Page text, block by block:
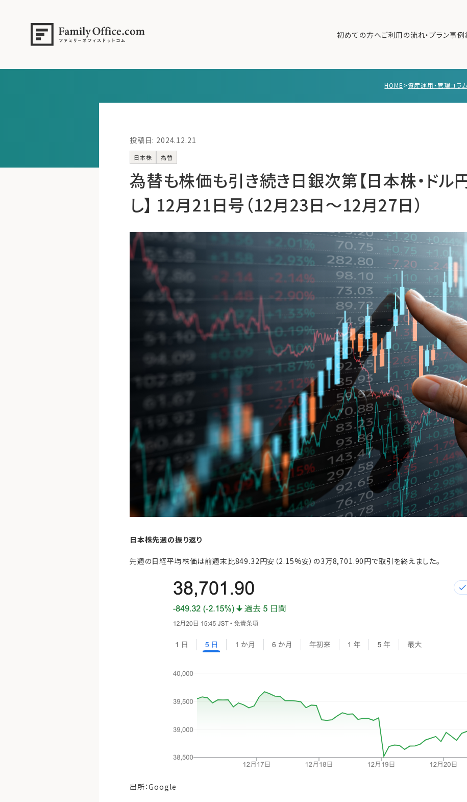
初めての方へご利用の流れ・プラン事例
HOME>資産運用・管理コラム
投稿日: 2024.12.21
日本株 為替
為替も株価も引き続き日銀次第【日本株・ドル
し】 12月21日号（12月23日〜12月27日）
日本株先週の振り返り
先週の日経平均株価は前週末比849.32円安（2.15%安）の3万8,701.90円で取引を終えました。
出所：Google